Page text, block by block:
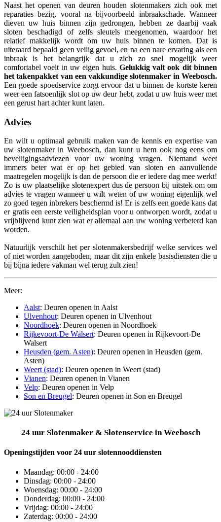
Naast het openen van deuren houden slotenmakers zich ook met
reparaties bezig, vooral na bijvoorbeeld inbraakschade. Wanneer
dieven uw huis binnen zijn gedrongen, hebben ze daarbij vaak
sloten beschadigd of zelfs sleutels meegenomen, waardoor het
relatief makkelijk wordt om uw huis binnen te komen. Dat is
uiteraard bepaald geen veilig gevoel, en na een nare ervaring als een
inbraak is het belangrijk dat u zich zo snel mogelijk weer
comfortabel voelt in uw eigen huis. Gelukkig valt ook dit binnen
het takenpakket van een vakkundige slotenmaker in Weebosch.
Een goede spoedservice zorgt ervoor dat u binnen de kortste keren
weer een fatsoenlijk slot op uw deur hebt, zodat u uw huis weer met
een gerust hart achter kunt laten.
Advies
En wilt u optimaal gebruik maken van de kennis en expertise van
uw slotenmaker in Weebosch, dan kunt u hem ook nog eens om
beveiligingsadviezen voor uw woning vragen. Niemand weet
immers beter wat er op het gebied van sloten en aanvullende
maatregelen mogelijk is dan de persoon die er iedere dag mee werkt!
Zo is uw plaatselijke slotenexpert dus de persoon bij uitstek om om
advies te vragen wanneer u wilt weten of uw woning eigenlijk wel
zo goed tegen inbrekers beschermd is! Er is zelfs een goede kans dat
er gratis een eerste veiligheidsplan voor u ontworpen wordt, zodat u
vrijblijvend kunt zien wat er allemaal aan uw woning verbeterd kan
worden.
Natuurlijk verschilt het per slotenmakersbedrijf welke services wel
of niet worden aangeboden, maar dit zijn enkele basisdiensten die u
bij bijna iedere vakman wel terug zult zien!
Meer:
Aalst: Deuren openen in Aalst
Ulvenhout: Deuren openen in Ulvenhout
Noordhoek: Deuren openen in Noordhoek
Rijkevoort-De Walsert: Deuren openen in Rijkevoort-De
Walsert
Heusden (gem. Asten): Deuren openen in Heusden (gem.
Asten)
Weert (stad): Deuren openen in Weert (stad)
Vianen: Deuren openen in Vianen
Velp: Deuren openen in Velp
Son en Breugel: Deuren openen in Son en Breugel
24 uur Slotenmaker & Slotenservice in Weebosch
Openingstijden voor 24 uur slotennooddiensten
Maandag: 00:00 - 24:00
Dinsdag: 00:00 - 24:00
Woensdag: 00:00 - 24:00
Donderdag: 00:00 - 24:00
Vrijdag: 00:00 - 24:00
Zaterdag: 00:00 - 24:00